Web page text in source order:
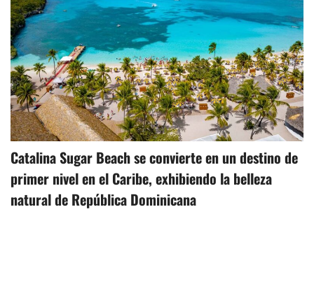
Catalina Sugar Beach se convierte en un destino de
primer nivel en el Caribe, exhibiendo la belleza
natural de República Dominicana